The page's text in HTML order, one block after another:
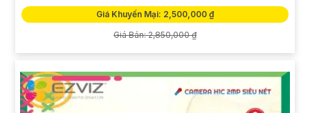
Giá Khuyến Mại: 2,500,000 ₫
Giá Bán: 2,850,000 ₫